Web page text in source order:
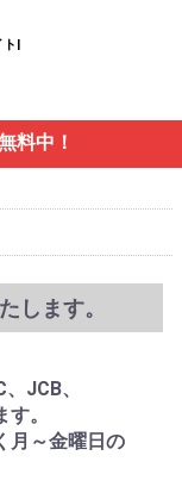
ト|
料中！
します。
JCB、
。
月～金曜日の